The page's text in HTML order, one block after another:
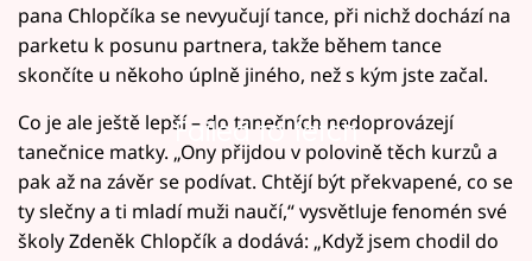
pana Chlopčíka se nevyučují tance, při nichž dochází na
parketu k posunu partnera, takže během tance
skončíte u někoho úplně jiného, než s kým jste začal.
Failed to fetch
Co je ale ještě lepší – do tanečních nedoprovázejí
tanečnice matky. „Ony přijdou v polovině těch kurzů a
pak až na závěr se podívat. Chtějí být překvapené, co se
ty slečny a ti mladí muži naučí,“ vysvětluje fenomén své
školy Zdeněk Chlopčík a dodává: „Když jsem chodil do